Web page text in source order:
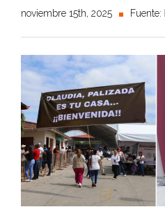
noviembre 15th, 2025 Fuente: